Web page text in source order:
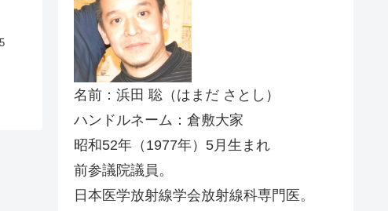
名前：浜田 聡（はまだ さとし）
ハンドルネーム：倉敷大家
昭和52年（1977年）5月生まれ
前参議院議員。
日本医学放射線学会放射線科専門医。